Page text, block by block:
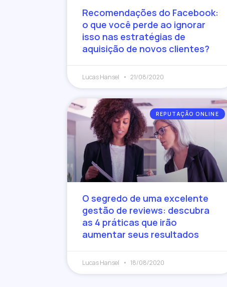
Recomendações do Facebook:
o que você perde ao ignorar
isso nas estratégias de
aquisição de novos clientes?
Lucas Hansel 21/08/2020
REPUTAÇÃO ONLINE
O segredo de uma excelente
gestão de reviews: descubra
as 4 práticas que irão
aumentar seus resultados
Lucas Hansel 18/08/2020